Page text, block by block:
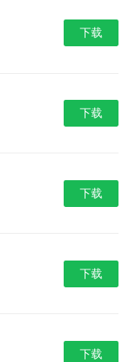
下载
下载
下载
下载
下载